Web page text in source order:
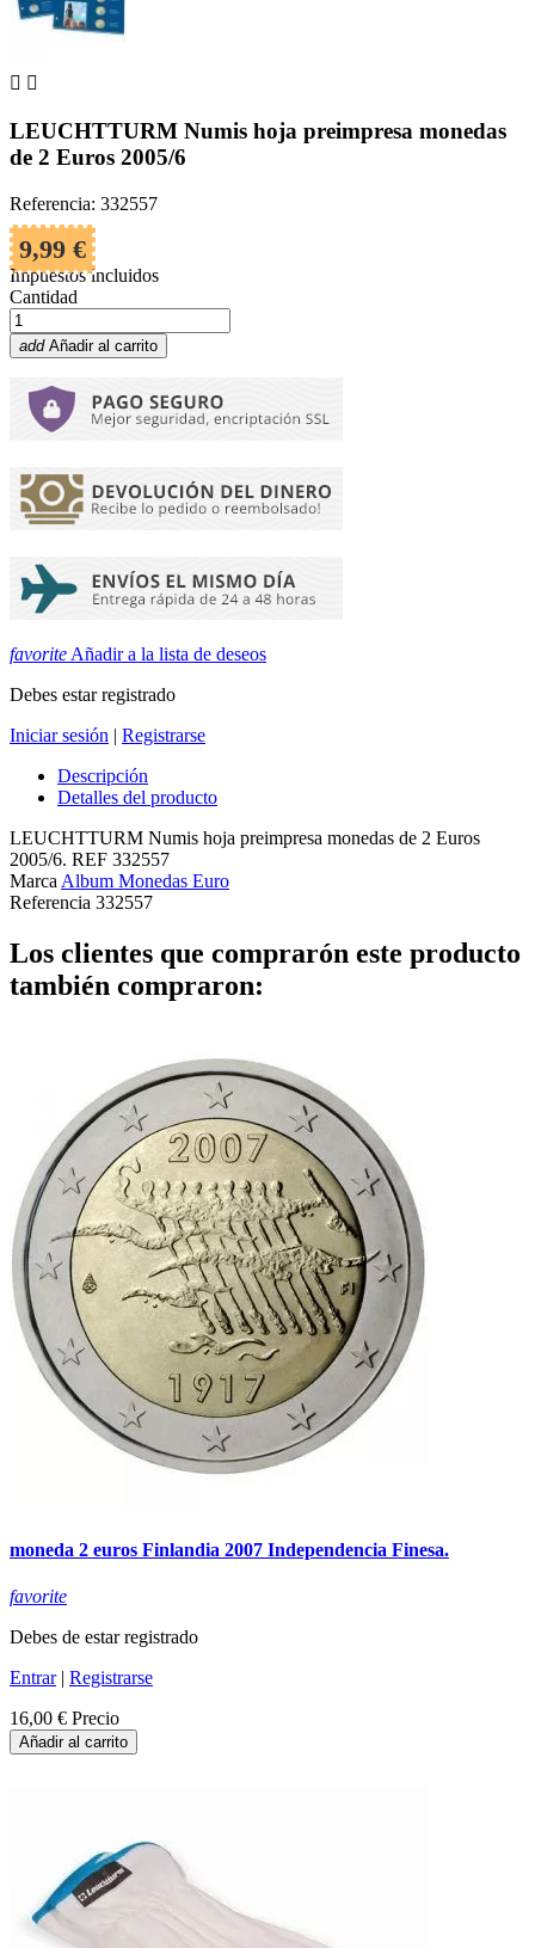
 
LEUCHTTURM Numis hoja preimpresa monedas
de 2 Euros 2005/6
Referencia: 332557
9,99 €
Impuestos incluidos
Cantidad
add Añadir al carrito
favorite Añadir a la lista de deseos
Debes estar registrado
Iniciar sesión | Registrarse
Descripción
Detalles del producto
LEUCHTTURM Numis hoja preimpresa monedas de 2 Euros
2005/6. REF 332557
Marca Album Monedas Euro
Referencia 332557
Los clientes que comprarón este producto
también compraron:
moneda 2 euros Finlandia 2007 Independencia Finesa.
favorite
Debes de estar registrado
Entrar| Registrarse
16,00 € Precio
Añadir al carrito